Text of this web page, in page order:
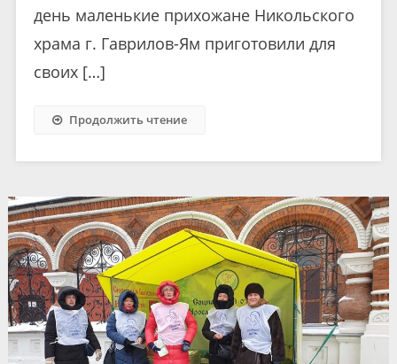
день маленькие прихожане Никольского
храма г. Гаврилов-Ям приготовили для
своих […]
Продолжить чтение